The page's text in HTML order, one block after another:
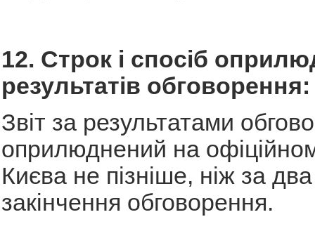
12. Строк і спосіб
результатів обговорення:
Звіт за результатами
оприлюднений на
Києва не пізніше, ніж за
закінчення обговорення.